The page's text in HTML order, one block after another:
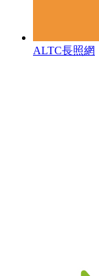
ALTC長照網